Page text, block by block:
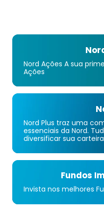
Nord Ações A sua
Ações
Nord Plus traz uma
essenciais da Nord.
diversificar sua
Fundos
Invista nos melhores